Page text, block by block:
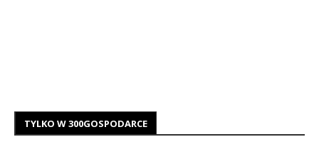
TYLKO W 300GOSPODARCE